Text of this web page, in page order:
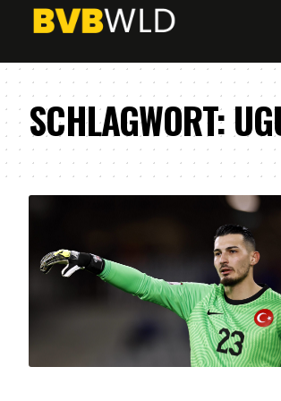
SCHLAGWORT: